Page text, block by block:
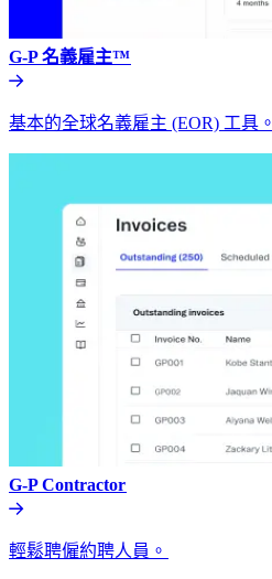
G-P 名義雇主™​​
基本的全球名義雇主 (EOR) 工具。​​
G-P Contractor​​
輕鬆聘僱約聘人員。​​